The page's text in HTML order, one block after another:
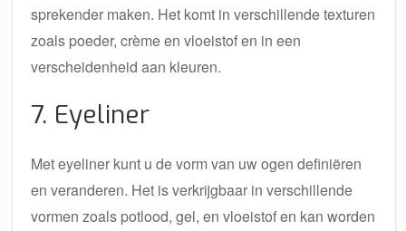
sprekender maken. Het komt in verschillende texturen
zoals poeder, crème en vloeistof en in een
verscheidenheid aan kleuren.
7. Eyeliner
Met eyeliner kunt u de vorm van uw ogen definiëren
en veranderen. Het is verkrijgbaar in verschillende
vormen zoals potlood, gel, en vloeistof en kan worden